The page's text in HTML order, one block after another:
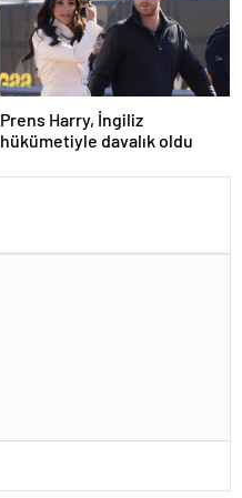
Prens Harry, İngiliz
hükümetiyle davalık oldu